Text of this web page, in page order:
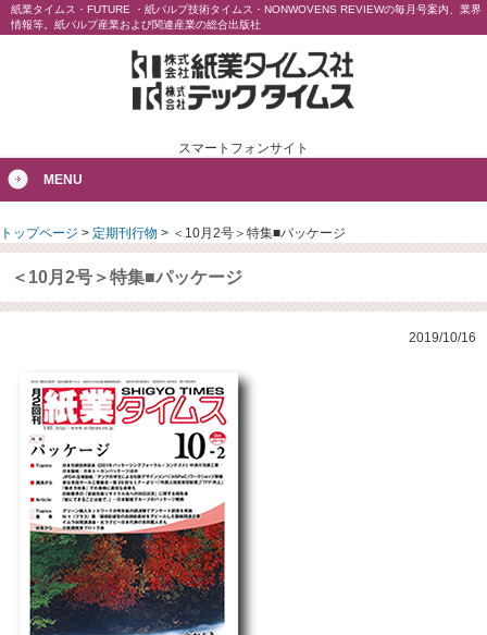
紙業タイムス・FUTURE ・紙パルプ技術タイムス・NONWOVENS REVIEWの毎月号案内、業界
情報等。紙パルプ産業および関連産業の総合出版社
スマートフォンサイト
MENU
トップページ > 定期刊行物 > ＜10月2号＞特集■パッケージ
＜10月2号＞特集■パッケージ
2019/10/16